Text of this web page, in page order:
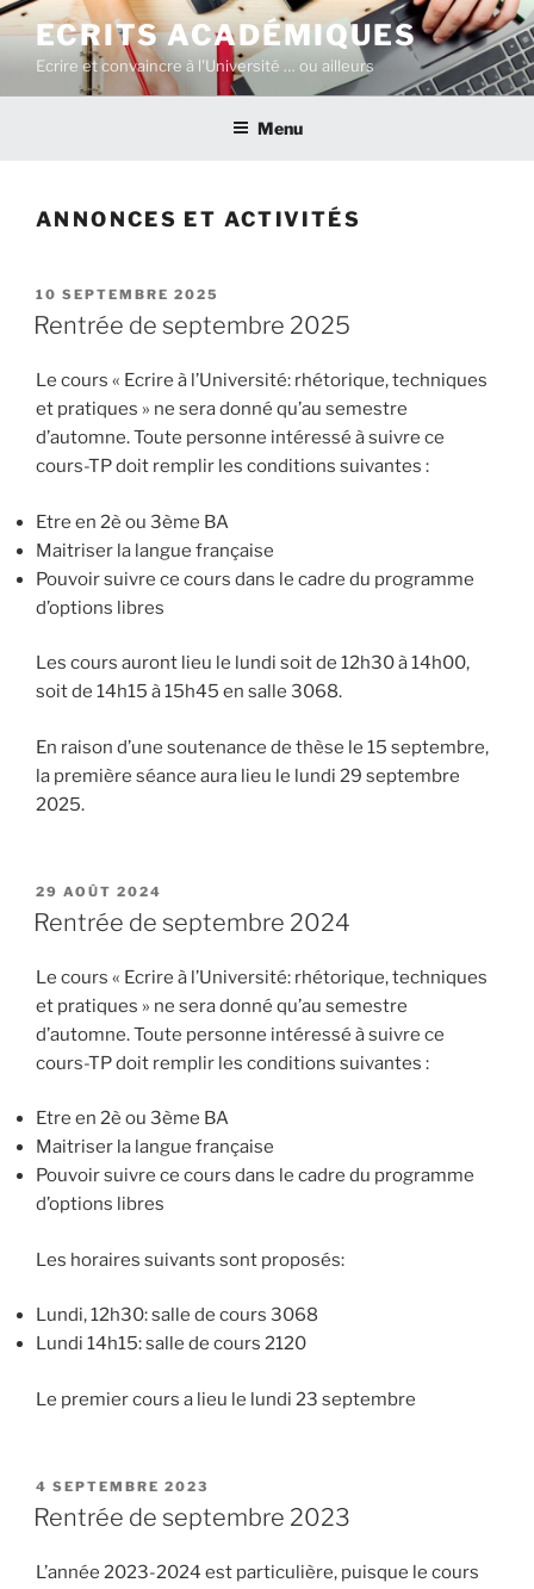
Aller
contenu
principal
ECRITS ACADÉMIQUES
Ecrire et convaincre à l'Université … ou ailleurs
Menu
ANNONCES ET ACTIVITÉS
PUBLIÉ
LE
10 SEPTEMBRE 2025
Rentrée de septembre 2025
Le cours « Ecrire à l’Université: rhétorique, techniques
et pratiques » ne sera donné qu’au semestre
d’automne. Toute personne intéressé à suivre ce
cours-TP doit remplir les conditions suivantes :
Etre en 2è ou 3ème BA
Maitriser la langue française
Pouvoir suivre ce cours dans le cadre du programme
d’options libres
Les cours auront lieu le lundi soit de 12h30 à 14h00,
soit de 14h15 à 15h45 en salle 3068.
En raison d’une soutenance de thèse le 15 septembre,
la première séance aura lieu le lundi 29 septembre
2025.
PUBLIÉ
LE
29 AOÛT 2024
Rentrée de septembre 2024
Le cours « Ecrire à l’Université: rhétorique, techniques
et pratiques » ne sera donné qu’au semestre
d’automne. Toute personne intéressé à suivre ce
cours-TP doit remplir les conditions suivantes :
Etre en 2è ou 3ème BA
Maitriser la langue française
Pouvoir suivre ce cours dans le cadre du programme
d’options libres
Les horaires suivants sont proposés:
Lundi, 12h30: salle de cours 3068
Lundi 14h15: salle de cours 2120
Le premier cours a lieu le lundi 23 septembre
PUBLIÉ
LE
4 SEPTEMBRE 2023
Rentrée de septembre 2023
L’année 2023-2024 est particulière, puisque le cours